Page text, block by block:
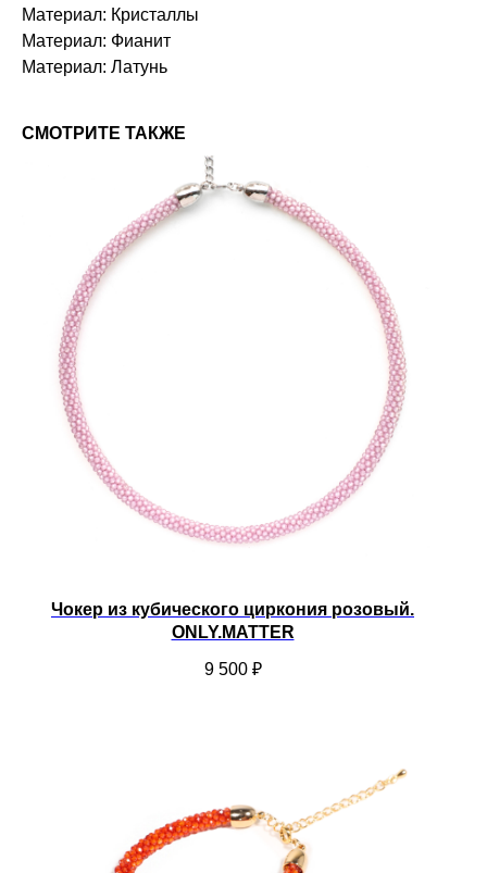
Материал: Кристаллы
Материал: Фианит
Материал: Латунь
СМОТРИТЕ ТАКЖЕ
Чокер из кубического циркония розовый.
ONLY.MATTER
9 500 ₽